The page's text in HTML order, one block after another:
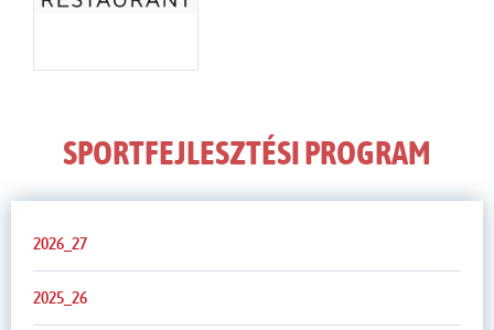
SPORTFEJLESZTÉSI PROGRAM
2026_27
2025_26